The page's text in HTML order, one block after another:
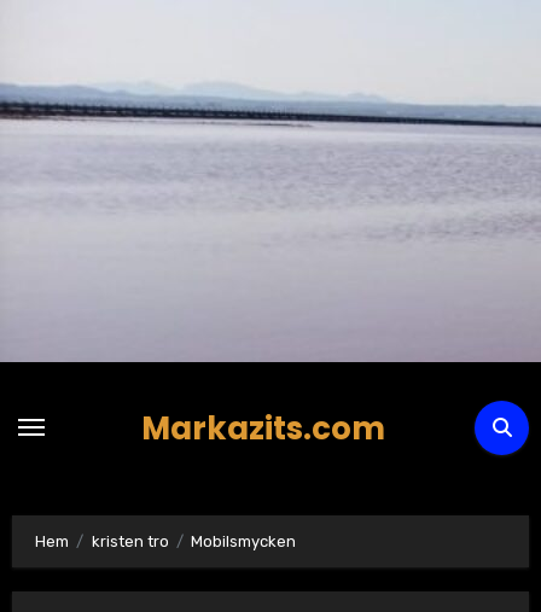
innehåll
Markazits.com
Hem kristen tro Mobilsmycken